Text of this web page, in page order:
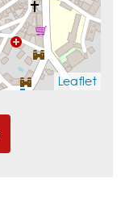
Leaflet